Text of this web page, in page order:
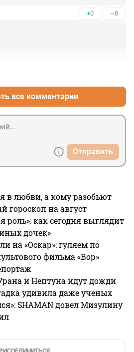
+0 –0
все комментарии
Отправить
в любви, а кому разобьют
гороскоп на август
роль»: как сегодня выглядит
дочек»
на «Оскар»: гуляем по
фильма «Вор»
и Нептуна идут дожди
удивила даже ученых
SHAMAN довел Мизулину